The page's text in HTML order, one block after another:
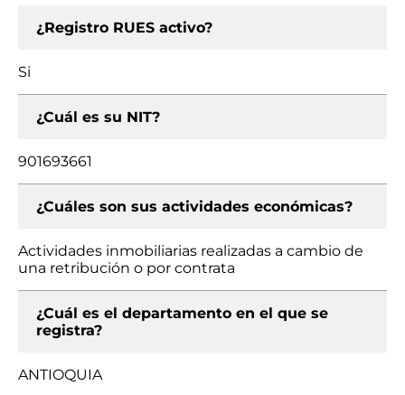
¿Registro RUES activo?
Si
¿Cuál es su NIT?
901693661
¿Cuáles son sus actividades económicas?
Actividades inmobiliarias realizadas a cambio de
una retribución o por contrata
¿Cuál es el departamento en el que se
registra?
ANTIOQUIA